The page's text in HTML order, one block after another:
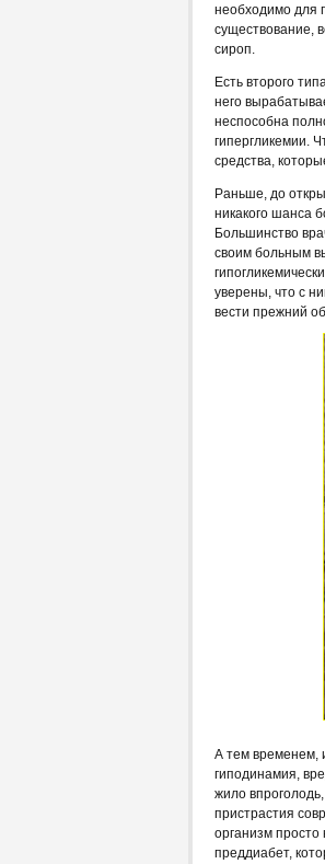
необходимо для
существование,
сироп.
Есть второго
него
неспособна
гипергликемии.
средства,
Раньше, до
никакого шанса
Большинство
своим больным
уверены, что с
вести прежний
А тем временем,
гиподинамия,
жило
пристрастия
организм просто
преддиабет,